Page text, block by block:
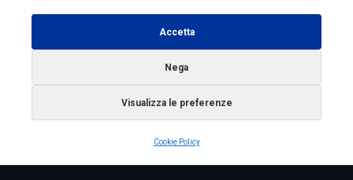
Accetta
Nega
Visualizza le preferenze
Cookie Policy
10/08/1982 - Direttore Responsabile:MANUELA
Testata Giornalistica Sportiva: reg. Tribunale Di
Campobasso n. 224 del 4/5/1996 - Direttore Responsabile:
ANTONIO DI LALLO
Radio Tele Molise s.r.l. - P.IVA 00213640709